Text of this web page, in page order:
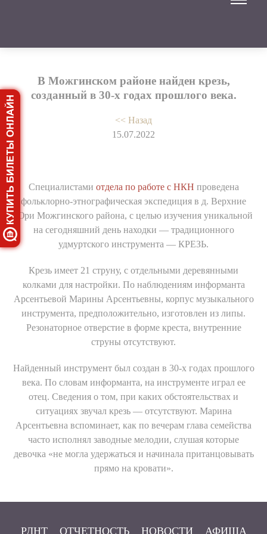
В Можгинском районе найден крезь,
созданный в 30-х годах прошлого века.
<< Назад
15.07.2022
Специалистами отдела по работе с НКН проведена
фольклорно-этнографическая экспедиция в д. Верхние
Юри Можгинского района, с целью изучения уникальной
на сегодняшний день находки — традиционного
удмуртского инструмента — КРЕЗЬ.
Крезь имеет 21 струну, с отдельными деревянными
колками для настройки. По наблюдениям информанта
Арсентьевой Марины Арсентьевны, корпус музыкального
инструмента, предположительно, изготовлен из липы.
Резонаторное отверстие в форме креста, внутренние
струны отсутствуют.
Найденный инструмент был создан в 30-х годах прошлого
века. По словам информанта, на инструменте играл ее
отец. Сведения о том, при каких обстоятельствах и
ситуациях звучал крезь — отсутствуют. Марина
Арсентьевна вспоминает, как по вечерам глава семейства
часто исполнял заводные мелодии, слушая которые
девочка «не могла удержаться и начинала пританцовывать
прямо на кровати».
РДНТ ОТЧЕТНОСТЬ НОВОСТИ АФИША
Отправить